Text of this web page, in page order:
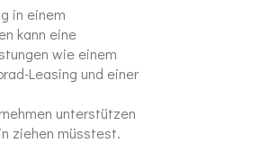
in einem
kann eine
wie einem
Leasing und einer
unterstützen
ziehen müsstest.